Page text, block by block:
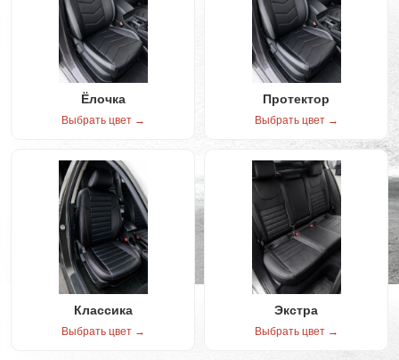
Ёлочка
Выбрать цвет →
Протектор
Выбрать цвет →
Классика
Выбрать цвет →
Экстра
Выбрать цвет →